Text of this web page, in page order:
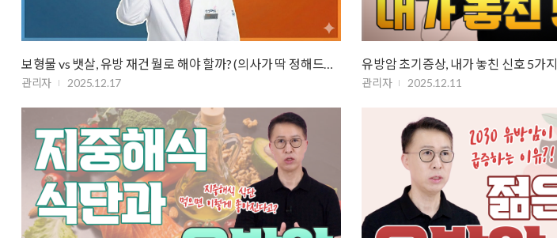
보형물 vs 뱃살, 유방 재건 뭘로 해야 할까? (의사가 딱 정해드립니다)
관리자 2025.12.17
유방암 초기증상, 내가 놓친 신호 5가지
관리자 2025.12.11